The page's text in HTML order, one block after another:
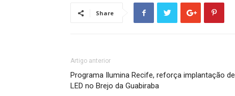
Share
Artigo anterior
Programa Ilumina Recife, reforça implantação de
LED no Brejo da Guabiraba